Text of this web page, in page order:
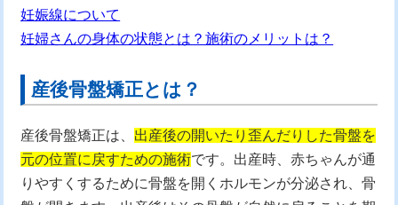
妊娠線について
妊婦さんの身体の状態とは？施術のメリットは？
産後骨盤矯正とは？
産後骨盤矯正は、 出産後の開いたり歪んだりした骨盤を
元の位置に戻すための施術です。出産時、赤ちゃんが通
りやすくするために骨盤を開くホルモンが分泌され、骨